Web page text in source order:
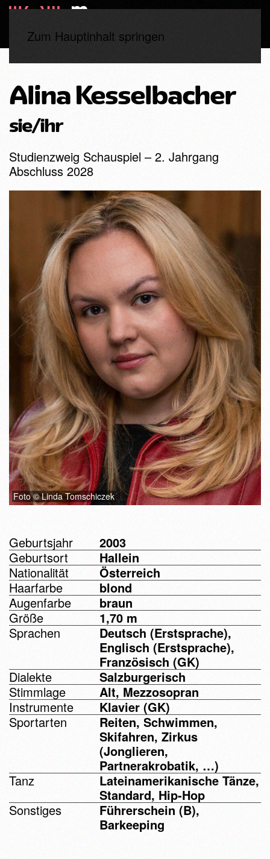
Zum Hauptinhalt springen
Alina Kesselbacher
sie/ihr
Studienzweig Schauspiel – 2. Jahrgang
Abschluss 2028
Foto © Linda Tomschiczek
Geburtsjahr
2003
Geburtsort
Hallein
Nationalität
Österreich
Haarfarbe
blond
Augenfarbe
braun
Größe
1,70 m
Sprachen
Deutsch (Erstsprache),
Englisch (Erstsprache),
Französisch (GK)
Dialekte
Salzburgerisch
Stimmlage
Alt, Mezzosopran
Instrumente
Klavier (GK)
Sportarten
Reiten, Schwimmen,
Skifahren, Zirkus
(Jonglieren,
Partnerakrobatik, …)
Tanz
Lateinamerikanische Tänze,
Standard, Hip-Hop
Sonstiges
Führerschein (B),
Barkeeping